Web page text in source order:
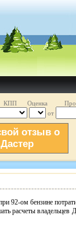
КПП Оценка
от
отзыв о
92-ом бензине
расчеты владельцев